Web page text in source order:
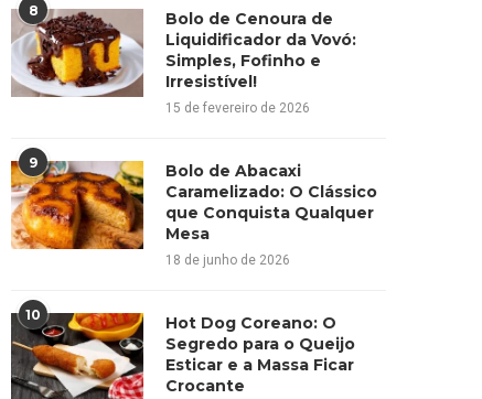
8
Bolo de Cenoura de
Liquidificador da Vovó:
Simples, Fofinho e
Irresistível!
15 de fevereiro de 2026
9
Bolo de Abacaxi
Caramelizado: O Clássico
que Conquista Qualquer
Mesa
18 de junho de 2026
10
Hot Dog Coreano: O
Segredo para o Queijo
Esticar e a Massa Ficar
Crocante